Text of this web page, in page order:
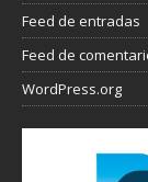
Feed de entradas
Feed de
WordPress.org